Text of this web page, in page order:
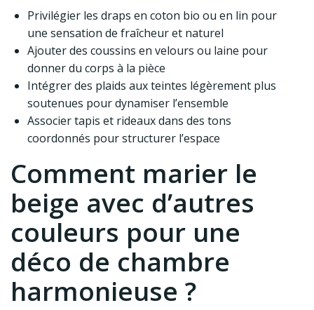
Privilégier les draps en coton bio ou en lin pour
une sensation de fraîcheur et naturel
Ajouter des coussins en velours ou laine pour
donner du corps à la pièce
Intégrer des plaids aux teintes légèrement plus
soutenues pour dynamiser l’ensemble
Associer tapis et rideaux dans des tons
coordonnés pour structurer l’espace
Comment marier le
beige avec d’autres
couleurs pour une
déco de chambre
harmonieuse ?